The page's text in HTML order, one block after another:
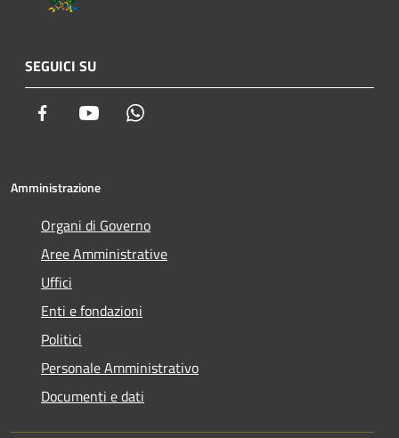
SEGUICI SU
Facebook Youtube
Amministrazione
Organi di Governo
Aree Amministrative
Uffici
Enti e fondazioni
Politici
Personale Amministrativo
Documenti e dati